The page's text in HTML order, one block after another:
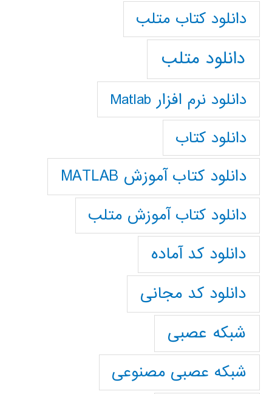
دانلود كتاب متلب
دانلود متلب
دانلود نرم افزار Matlab
دانلود کتاب
دانلود کتاب آموزش MATLAB
دانلود کتاب آموزش متلب
دانلود کد آماده
دانلود کد مجانی
شبکه عصبی
شبکه عصبی مصنوعی